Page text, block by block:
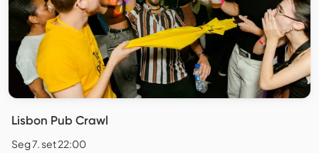
Lisbon Pub Crawl
Seg 7. set 22:00